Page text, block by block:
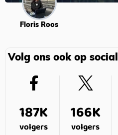
Floris Roos
Volg ons ook op social
187K
volgers
166K
volgers